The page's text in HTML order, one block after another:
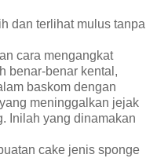
dan terlihat mulus tanpa
cara mengangkat
benar-benar kental,
baskom dengan
meninggalkan jejak
Inilah yang dinamakan
cake jenis sponge